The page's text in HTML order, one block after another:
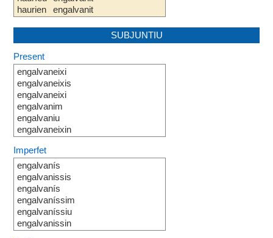
haurien
engalvanit
SUBJUNTIU
Present
engalvaneixi
engalvaneixis
engalvaneixi
engalvanim
engalvaniu
engalvaneixin
Imperfet
engalvanís
engalvanissis
engalvanís
engalvaníssim
engalvaníssiu
engalvanissin